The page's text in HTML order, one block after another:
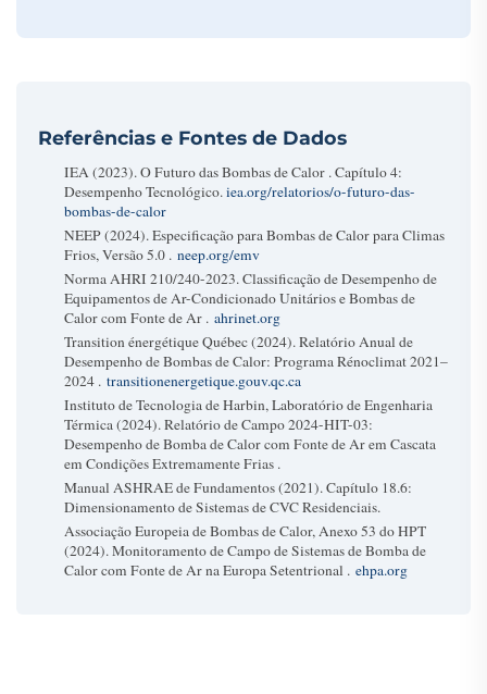
Referências e Fontes de Dados
IEA (2023).O Futuro das Bombas de Calor . Capítulo 4:
Desempenho Tecnológico.iea.org/relatorios/o-futuro-das-
bombas-de-calor
NEEP (2024).Especificação para Bombas de Calor para Climas
Frios, Versão 5.0 . neep.org/emv
Norma AHRI 210/240-2023.Classificação de Desempenho de
Equipamentos de Ar-Condicionado Unitários e Bombas de
Calor com Fonte de Ar . ahrinet.org
Transition énergétique Québec (2024).Relatório Anual de
Desempenho de Bombas de Calor: Programa Rénoclimat 2021–
2024 . transitionenergetique.gouv.qc.ca
Instituto de Tecnologia de Harbin, Laboratório de Engenharia
Térmica (2024).Relatório de Campo 2024-HIT-03:
Desempenho de Bomba de Calor com Fonte de Ar em Cascata
em Condições Extremamente Frias .
Manual ASHRAE de Fundamentos (2021). Capítulo 18.6:
Dimensionamento de Sistemas de CVC Residenciais.
Associação Europeia de Bombas de Calor, Anexo 53 do HPT
(2024).Monitoramento de Campo de Sistemas de Bomba de
Calor com Fonte de Ar na Europa Setentrional . ehpa.org